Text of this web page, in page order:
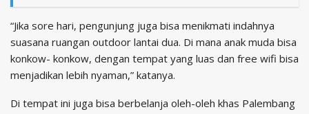
“Jika sore hari, pengunjung juga bisa menikmati indahnya
suasana ruangan outdoor lantai dua. Di mana anak muda bisa
konkow- konkow, dengan tempat yang luas dan free wifi bisa
menjadikan lebih nyaman,” katanya.
Di tempat ini juga bisa berbelanja oleh-oleh khas Palembang